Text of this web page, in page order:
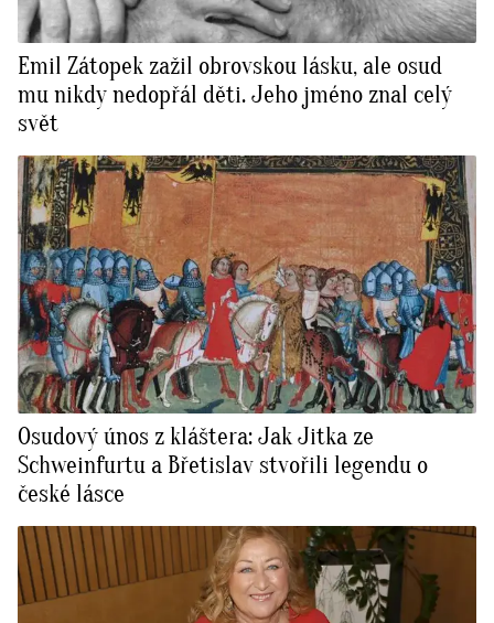
Emil Zátopek zažil obrovskou lásku, ale osud
mu nikdy nedopřál děti. Jeho jméno znal celý
svět
Osudový únos z kláštera: Jak Jitka ze
Schweinfurtu a Břetislav stvořili legendu o
české lásce